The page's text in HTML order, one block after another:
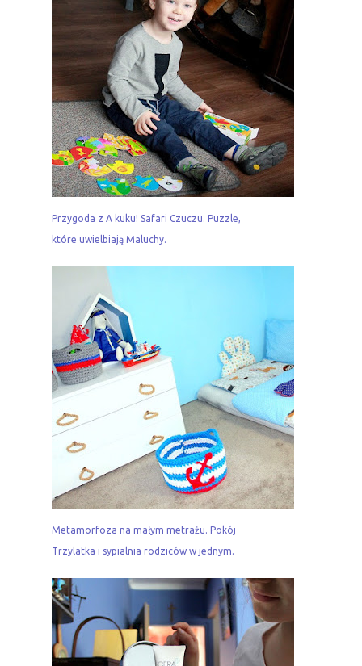
Przygoda z A kuku! Safari Czuczu. Puzzle,
które uwielbiają Maluchy.
Metamorfoza na małym metrażu. Pokój
Trzylatka i sypialnia rodziców w jednym.